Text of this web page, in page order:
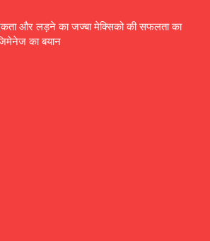
और लड़ने का जज्बा मेक्सिको की सफलता का
का बयान